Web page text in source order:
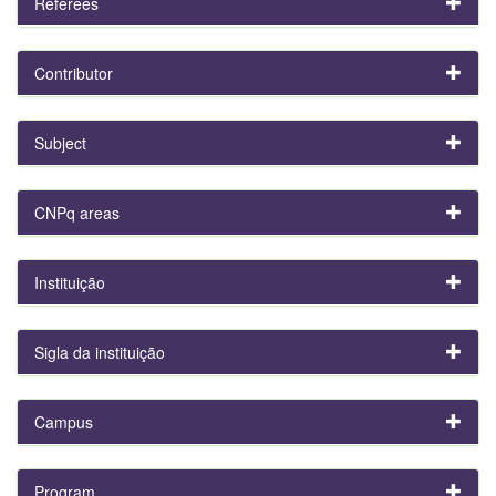
Contributor
Subject
CNPq areas
Instituição
Sigla da instituição
Campus
Program